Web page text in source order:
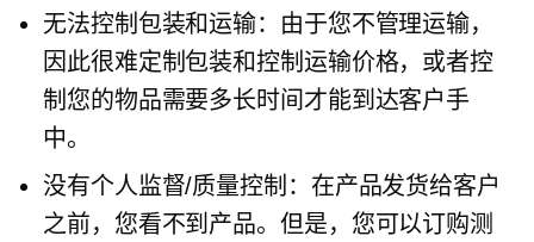
无法控制包装和运输：由于您不管理运输，
因此很难定制包装和控制运输价格，或者控
制您的物品需要多长时间才能到达客户手
中。
没有个人监督/质量控制：在产品发货给客户
之前，您看不到产品。但是，您可以订购测